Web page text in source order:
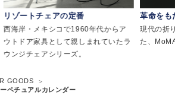
トチェアの定番
メキシコで1960年代からア
家具として親しまれていたラ
チェアシリーズ。
革命をもたらし
現代の折りたた
た、MoMAにも収
GOODS
ペチュアルカレンダー